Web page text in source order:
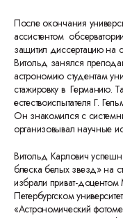
После окончания
ассистентом
защитил диссертацию на
Витольд занялся
астрономию студентам
стажировку в Германию.
естествоиспытателя Г.
Он знакомился с
организовывал научные
Витольд Карлович
блеска белых звезд» на
избрали приват-доцентом
Петербургском
«Астрономический